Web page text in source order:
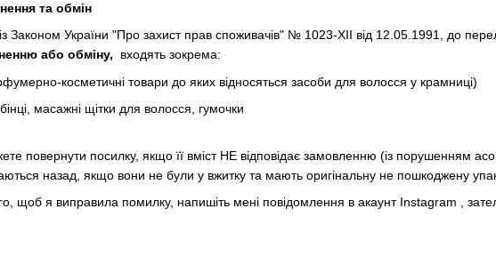
та обмін
Законом України "Про захист прав споживачів" № 1023-XII від 12.05.1991, до
або обміну, входять зокрема:
косметичні товари до яких відносяться засоби для волосся у крамниці)
масажні щітки для волосся, гумочки
повернути посилку, якщо її вміст НЕ відповідає замовленню (із порушенням
назад, якщо вони не були у вжитку та мають оригінальну не пошкоджену
щоб я виправила помилку, напишіть мені повідомлення в акаунт Instagram ,